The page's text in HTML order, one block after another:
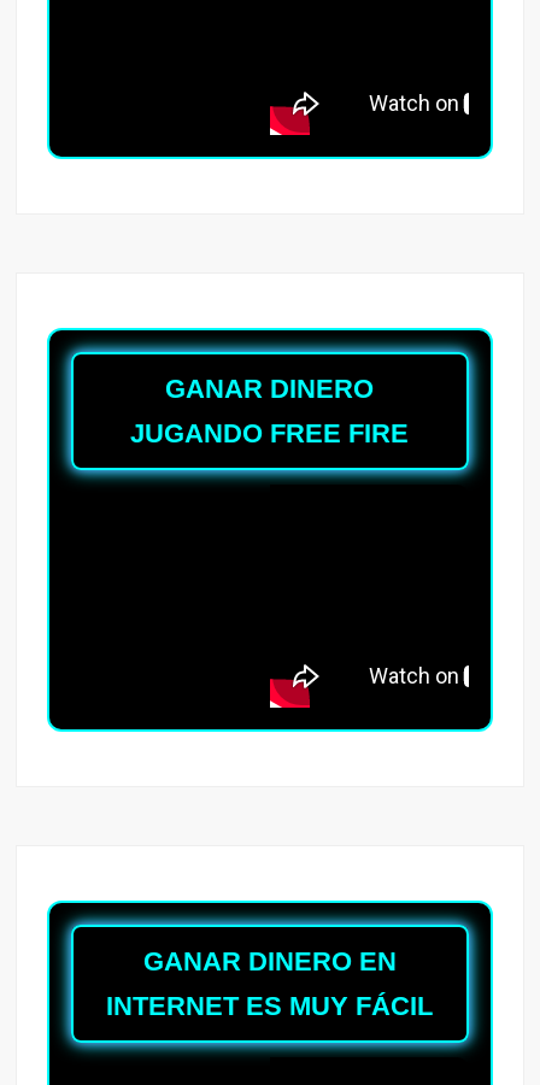
GANAR DINERO
JUGANDO FREE FIRE
GANAR DINERO EN
INTERNET ES MUY FÁCIL